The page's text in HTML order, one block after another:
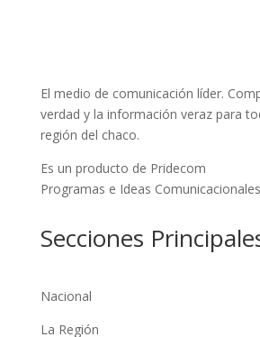
El medio de comunicación líder.
verdad y la información veraz para
región del chaco.
Es un producto de Pridecom
Programas e Ideas Comunicacionales
Secciones
Nacional
La Región